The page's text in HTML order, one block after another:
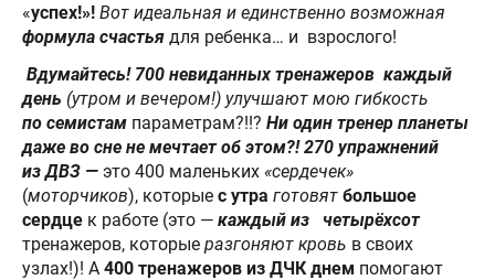
«успех!»! Вот идеальная и единственно возможная
формула счастья для ребенка… и взрослого!
Вдумайтесь! 700 невиданных тренажеров каждый
день (утром и вечером!) улучшают мою гибкость
по семистам параметрам?!!? Ни один тренер планеты
даже во сне не мечтает об этом?! 270 упражнений
из ДВЗ — это 400 маленьких «сердечек»
(моторчиков), которые с утра готовят большое
сердце к работе (это — каждый из четырёхсот
тренажеров, которые разгоняют кровь в своих
узлах!)! А 400 тренажеров из ДЧК днем помогают